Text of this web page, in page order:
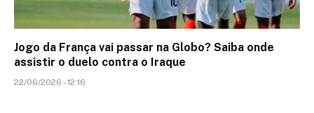
Jogo da França vai passar na Globo? Saiba onde
assistir o duelo contra o Iraque
22/06/2026 - 12:16